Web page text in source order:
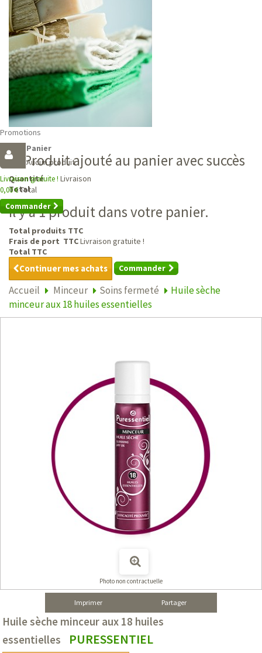
Promotions
Panier
Aucun produit
Livraison gratuite ! Livraison
0,00 €Total
Commander
Produit ajouté au panier avec succès
Quantité
Total
Il y a 1 produit dans votre panier.
Total produits TTC
Frais de port TTCLivraison gratuite !
Total TTC
Continuer mes achats Commander
Accueil Minceur Soins fermeté
Huile sèche
minceur aux 18 huiles essentielles
Photo non contractuelle
Imprimer Partager
Huile sèche minceur aux 18 huiles
essentielles
PURESSENTIEL